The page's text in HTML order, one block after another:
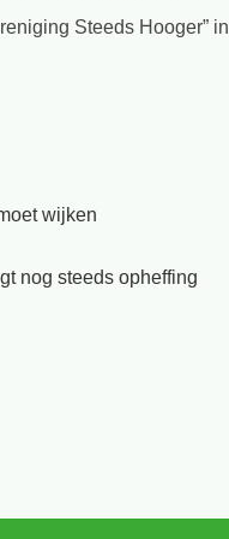
Steeds Hooger”
wijken
nog steeds opheffing